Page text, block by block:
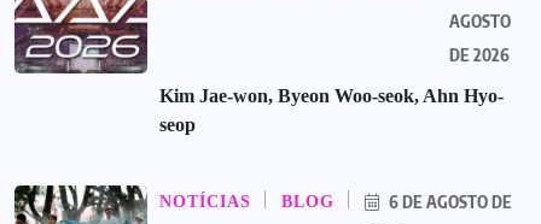
AGOSTO
DE 2026
Kim Jae-won, Byeon Woo-seok, Ahn Hyo-
seop
NOTÍCIAS BLOG
6 DE AGOSTO DE